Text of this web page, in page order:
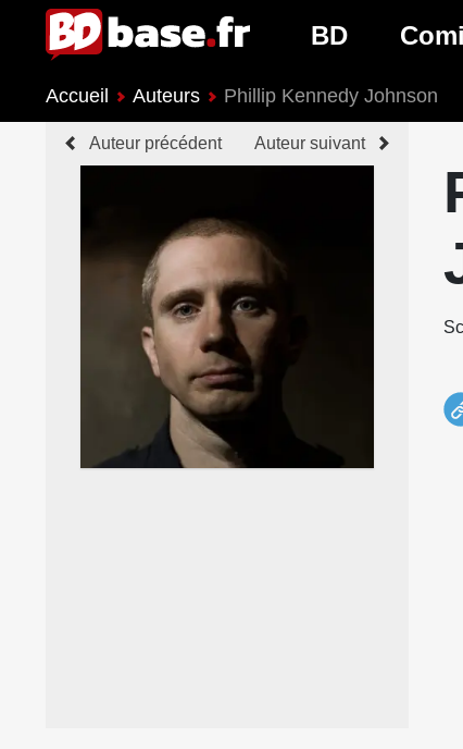
BD
Nouveautés BD
Prochaines
Accueil Auteurs Phillip Kennedy Johnson
Auteur précédent Auteur suivant